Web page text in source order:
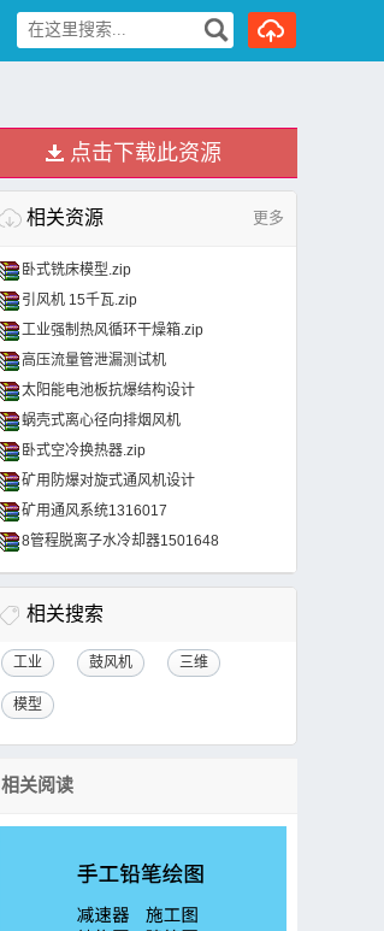
点击下载此资源
相关资源 更多
卧式铣床模型.zip
引风机 15千瓦.zip
工业强制热风循环干燥箱.zip
高压流量管泄漏测试机
太阳能电池板抗爆结构设计
蜗壳式离心径向排烟风机
卧式空冷换热器.zip
矿用防爆对旋式通风机设计
矿用通风系统1316017
8管程脱离子水冷却器1501648
相关搜索
工业 鼓风机 三维
模型
相关阅读